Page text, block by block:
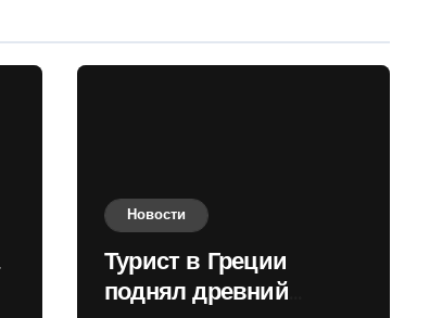
Новости
Турист в Греции
поднял древний